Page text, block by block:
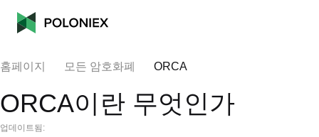
홈페이지 모든 암호화폐 ORCA
ORCA이란 무엇인가
업데이트됨: